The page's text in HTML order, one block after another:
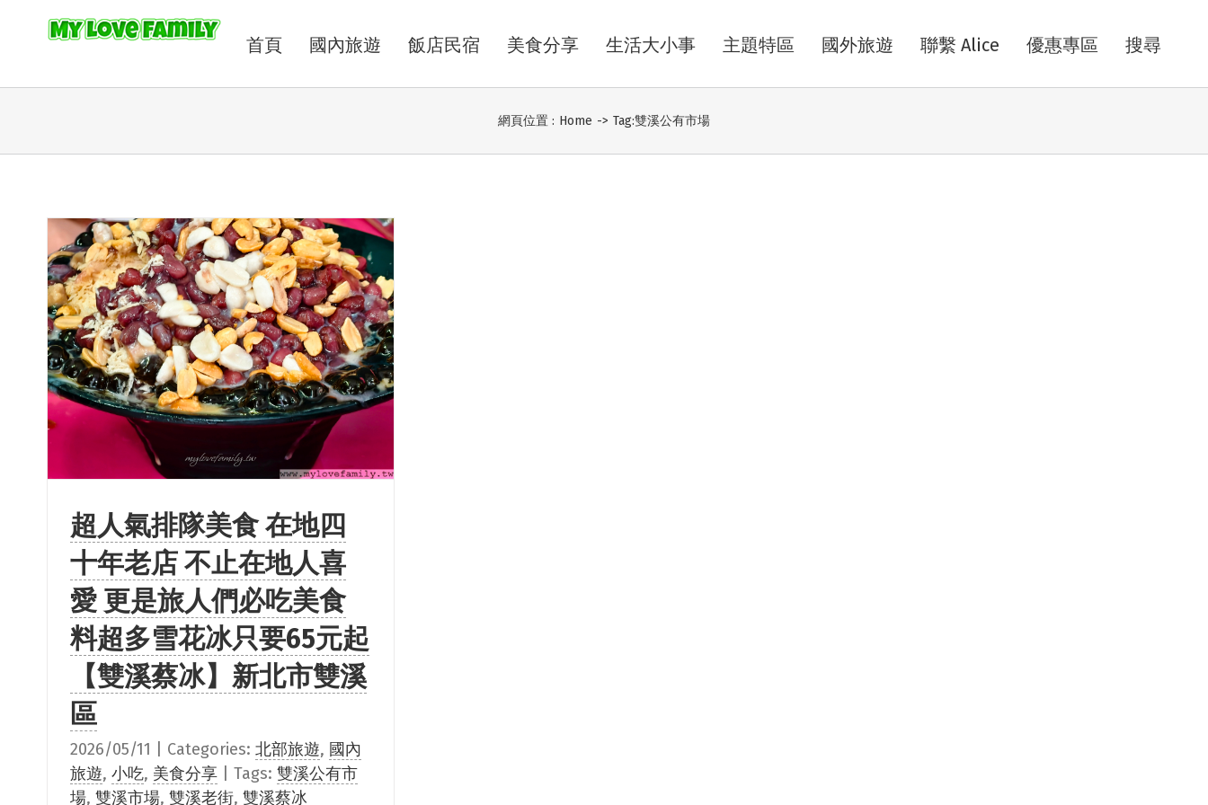
首頁 國內旅遊 飯店民宿 美食分享 生活大小事 主題特區 國外旅遊 聯繫 Alice 優惠專區 搜尋
網頁位置 : Home -> Tag:雙溪公有市場
超人氣排隊美食 在地四
十年老店 不止在地人喜
愛 更是旅人們必吃美食
料超多雪花冰只要65元起
【雙溪蔡冰】新北市雙溪
區
2026/05/11 Categories: 北部旅遊, 國內
旅遊, 小吃, 美食分享 Tags: 雙溪公有市
場, 雙溪市場, 雙溪老街, 雙溪蔡冰